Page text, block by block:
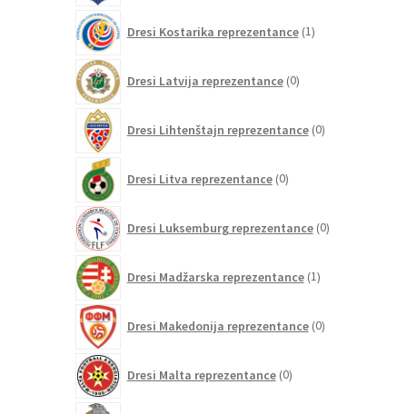
Dresi Kostarika reprezentance 1izdelek
Dresi Latvija reprezentance 0izdelkov
Dresi Lihtenštajn reprezentance 0izdelkov
Dresi Litva reprezentance 0izdelkov
Dresi Luksemburg reprezentance 0izdelkov
Dresi Madžarska reprezentance 1izdelek
Dresi Makedonija reprezentance 0izdelkov
Dresi Malta reprezentance 0izdelkov